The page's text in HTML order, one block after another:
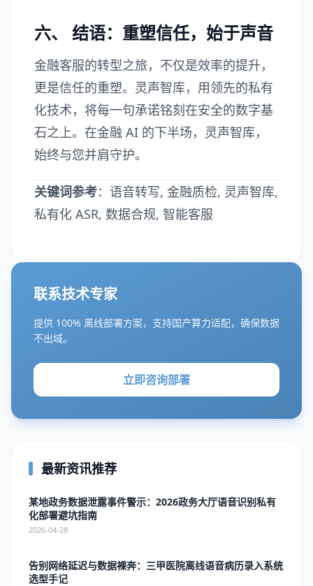
六、 结语：重塑信任，始于声音
金融客服的转型之旅，不仅是效率的提升，
更是信任的重塑。灵声智库，用领先的私有
化技术，将每一句承诺铭刻在安全的数字基
石之上。在金融 AI 的下半场，灵声智库，
始终与您并肩守护。
关键词参考：语音转写, 金融质检, 灵声智库,
私有化 ASR, 数据合规, 智能客服
联系技术专家
提供 100% 离线部署方案，支持国产算力适配，确保数据
不出域。
立即咨询部署
最新资讯推荐
某地政务数据泄露事件警示：2026政务大厅语音识别私有
化部署避坑指南
2026-04-28
告别网络延迟与数据裸奔：三甲医院离线语音病历录入系统
选型手记